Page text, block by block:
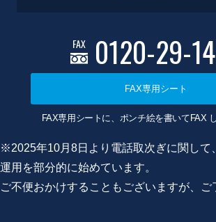
FAX 0120-29-
FAX専用シート
FAX専用シートに、ポンチ絵を書いてFAX
※2025年10月8日より電話取次ぎに関して
運用を部分的に始めています。
ご不便おかけすることもございますが、ご